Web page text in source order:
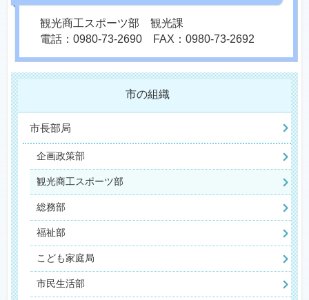
観光商工スポーツ部 観光課
電話：0980-73-2690 FAX：0980-73-2692
市の組織
市長部局
企画政策部
観光商工スポーツ部
総務部
福祉部
こども家庭局
市民生活部